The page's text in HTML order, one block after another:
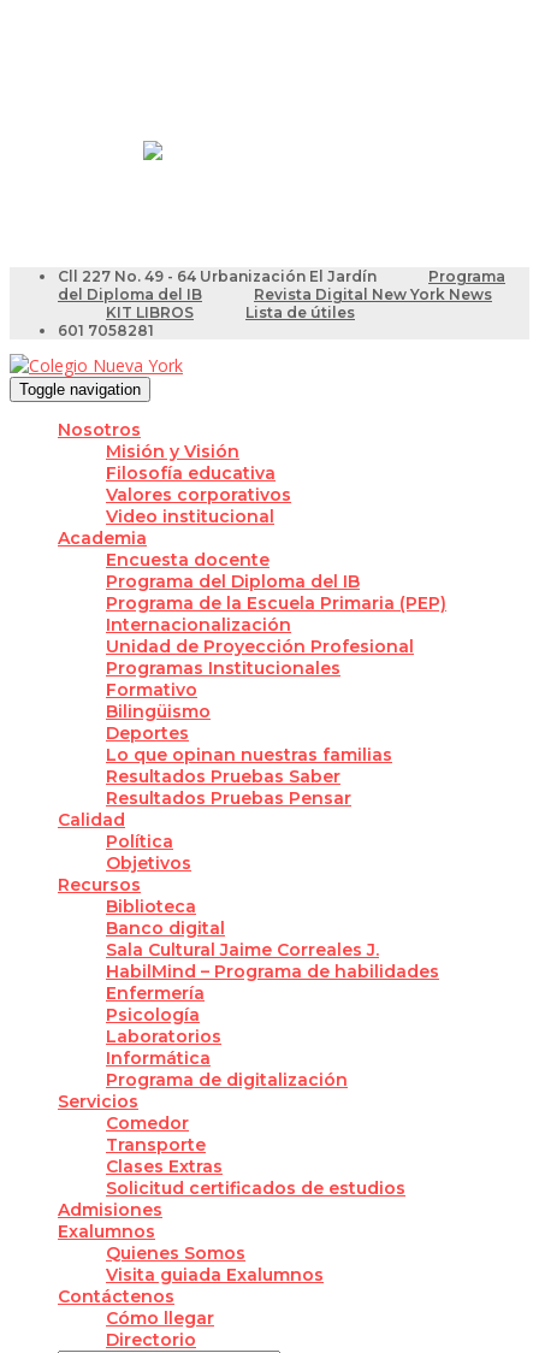
Cll 227 No. 49 - 64 Urbanización El Jardín
Programa
del Diploma del IB
Revista Digital New York News
KIT LIBROS
Lista de útiles
601 7058281
Toggle navigation
Nosotros
Misión y Visión
Filosofía educativa
Valores corporativos
Video institucional
Academia
Encuesta docente
Programa del Diploma del IB
Programa de la Escuela Primaria (PEP)
Internacionalización
Unidad de Proyección Profesional
Programas Institucionales
Formativo
Bilingüismo
Deportes
Lo que opinan nuestras familias
Resultados Pruebas Saber
Resultados Pruebas Pensar
Calidad
Política
Objetivos
Recursos
Biblioteca
Banco digital
Sala Cultural Jaime Correales J.
HabilMind – Programa de habilidades
Enfermería
Psicología
Laboratorios
Informática
Programa de digitalización
Servicios
Comedor
Transporte
Clases Extras
Solicitud certificados de estudios
Admisiones
Exalumnos
Quienes Somos
Visita guiada Exalumnos
Contáctenos
Cómo llegar
Directorio